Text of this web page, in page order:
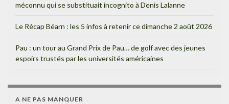
méconnu qui se substituait incognito à Denis Lalanne
Le Récap Béarn : les 5 infos à retenir ce dimanche 2 août 2026
Pau : un tour au Grand Prix de Pau… de golf avec des jeunes
espoirs trustés par les universités américaines
A NE PAS MANQUER